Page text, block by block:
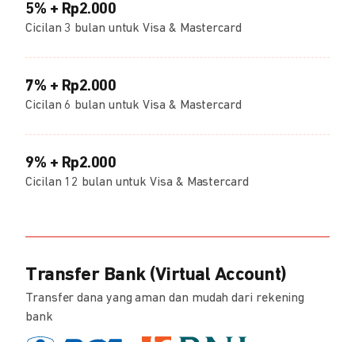
5% + Rp2.000
Cicilan 3 bulan untuk Visa & Mastercard
7% + Rp2.000
Cicilan 6 bulan untuk Visa & Mastercard
9% + Rp2.000
Cicilan 12 bulan untuk Visa & Mastercard
Transfer Bank (Virtual Account)
Transfer dana yang aman dan mudah dari rekening
bank